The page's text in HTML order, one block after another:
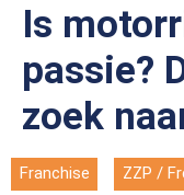
Is
passie?
zoek
Franchise
ZZP /